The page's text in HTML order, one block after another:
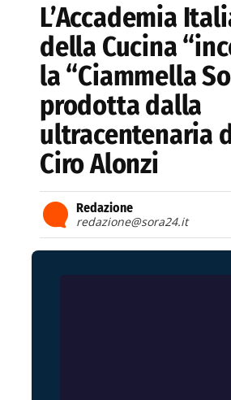
L’Accademia
della Cucina
la “Ciammella
prodotta dalla
ultracentenaria
Ciro Alonzi
Redazione
redazione@sora24.it